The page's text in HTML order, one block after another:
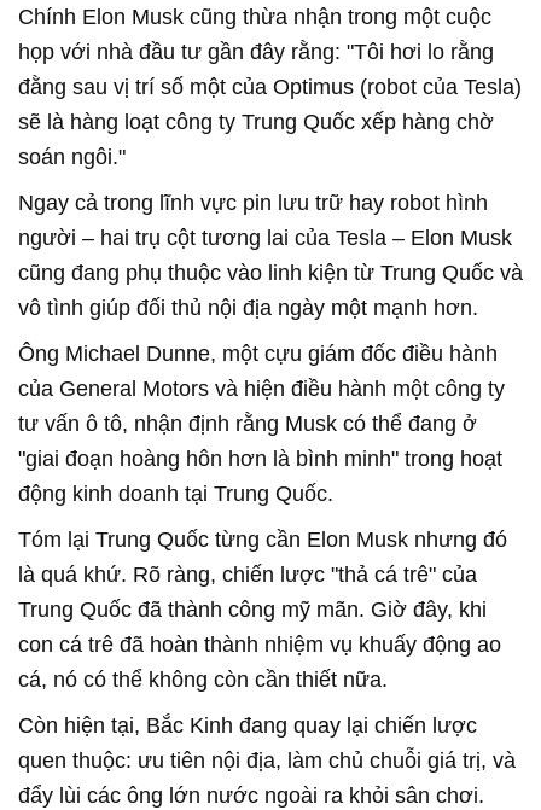
Chính Elon Musk cũng thừa nhận trong một cuộc
họp với nhà đầu tư gần đây rằng: "Tôi hơi lo rằng
đằng sau vị trí số một của Optimus (robot của Tesla)
sẽ là hàng loạt công ty Trung Quốc xếp hàng chờ
soán ngôi."
Ngay cả trong lĩnh vực pin lưu trữ hay robot hình
người – hai trụ cột tương lai của Tesla – Elon Musk
cũng đang phụ thuộc vào linh kiện từ Trung Quốc và
vô tình giúp đối thủ nội địa ngày một mạnh hơn.
Ông Michael Dunne, một cựu giám đốc điều hành
của General Motors và hiện điều hành một công ty
tư vấn ô tô, nhận định rằng Musk có thể đang ở
"giai đoạn hoàng hôn hơn là bình minh" trong hoạt
động kinh doanh tại Trung Quốc.
Tóm lại Trung Quốc từng cần Elon Musk nhưng đó
là quá khứ. Rõ ràng, chiến lược "thả cá trê" của
Trung Quốc đã thành công mỹ mãn. Giờ đây, khi
con cá trê đã hoàn thành nhiệm vụ khuấy động ao
cá, nó có thể không còn cần thiết nữa.
Còn hiện tại, Bắc Kinh đang quay lại chiến lược
quen thuộc: ưu tiên nội địa, làm chủ chuỗi giá trị, và
đẩy lùi các ông lớn nước ngoài ra khỏi sân chơi.